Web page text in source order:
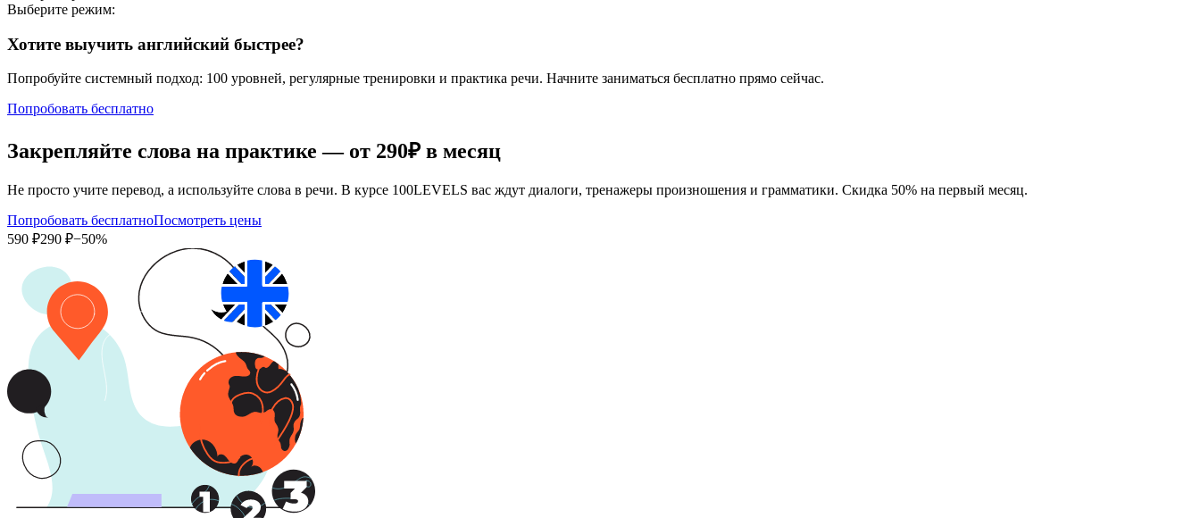
Выберите режим:
Хотите выучить английский быстрее?
Попробуйте системный подход: 100 уровней, регулярные тренировки и практика речи. Начните заниматься бесплатно прямо сейчас.
Попробовать бесплатно
Закрепляйте слова на практике — от 290₽ в месяц
Не просто учите перевод, а используйте слова в речи. В курсе 100LEVELS вас ждут диалоги, тренажеры произношения и грамматики. Скидка 50% на первый месяц.
Попробовать бесплатноПосмотреть цены
590 ₽290 ₽−50%